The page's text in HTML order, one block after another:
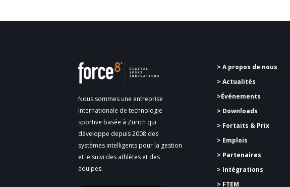
Nous sommes une entreprise
internationale de technologie
sportive basée à Zurich qui
développe depuis 2008 des
systèmes intelligents pour la gestion
et le suivi des athlètes et des
équipes.
> A propos de nous
> Actualités
>Événements
> Downloads
> Fortaits & Prix
> Emplois
> Partenaires
> Intégrations
> FTEM